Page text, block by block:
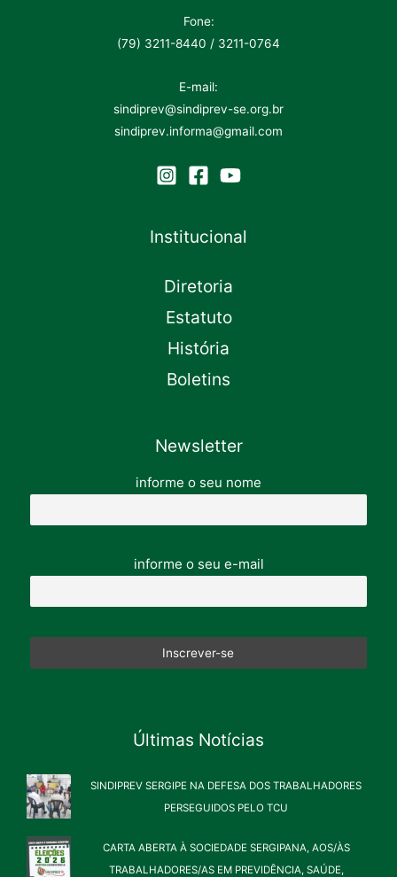
Fone:
(79) 3211-8440 / 3211-0764
E-mail:
sindiprev@sindiprev-se.org.br
sindiprev.informa@gmail.com
Institucional
Diretoria
Estatuto
História
Boletins
Newsletter
informe o seu nome
informe o seu e-mail
Últimas Notícias
SINDIPREV SERGIPE NA DEFESA DOS TRABALHADORES
PERSEGUIDOS PELO TCU
CARTA ABERTA À SOCIEDADE SERGIPANA, AOS/ÀS
TRABALHADORES/AS EM PREVIDÊNCIA, SAÚDE,